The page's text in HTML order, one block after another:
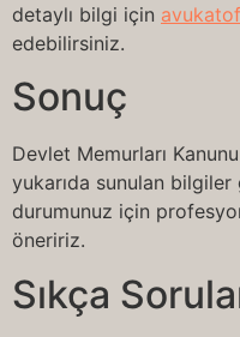
detaylı bilgi için
edebilirsiniz.
Sonuç
Devlet Memurları
yukarıda sunulan
durumunuz için
öneririz.
Sıkça